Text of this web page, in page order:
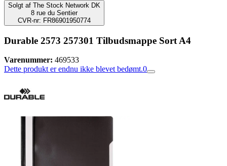
Solgt af The Stock Network DK
8 rue du Sentier
CVR-nr: FR86901950774
Durable 2573 257301 Tilbudsmappe Sort A4
Varenummer: 469533
Dette produkt er endnu ikke blevet bedømt.0